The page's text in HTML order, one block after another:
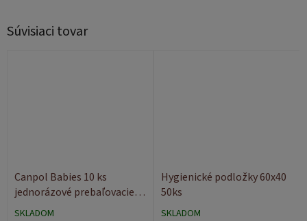
Súvisiaci tovar
Canpol Babies 10 ks
jednorázové prebaľovacie
podložky 90x60
SKLADOM
Hygienické podložky 60x40
50ks
SKLADOM